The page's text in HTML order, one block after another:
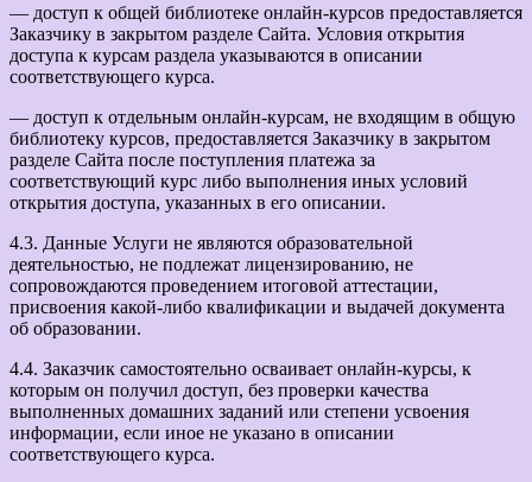
— доступ к общей библиотеке онлайн-курсов предоставляется
Заказчику в закрытом разделе Сайта. Условия открытия
доступа к курсам раздела указываются в описании
соответствующего курса.
— доступ к отдельным онлайн-курсам, не входящим в общую
библиотеку курсов, предоставляется Заказчику в закрытом
разделе Сайта после поступления платежа за
соответствующий курс либо выполнения иных условий
открытия доступа, указанных в его описании.
4.3. Данные Услуги не являются образовательной
деятельностью, не подлежат лицензированию, не
сопровождаются проведением итоговой аттестации,
присвоения какой-либо квалификации и выдачей документа
об образовании.
4.4. Заказчик самостоятельно осваивает онлайн-курсы, к
которым он получил доступ, без проверки качества
выполненных домашних заданий или степени усвоения
информации, если иное не указано в описании
соответствующего курса.